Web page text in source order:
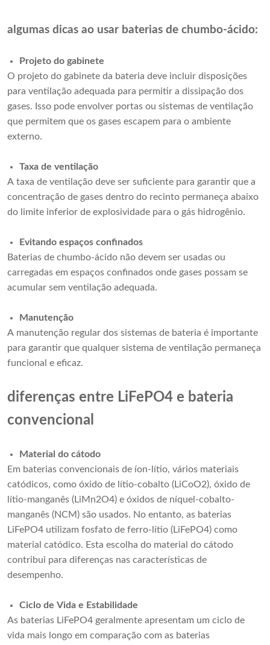
algumas dicas ao usar baterias de chumbo-ácido:
Projeto do gabinete
O projeto do gabinete da bateria deve incluir disposições
para ventilação adequada para permitir a dissipação dos
gases. Isso pode envolver portas ou sistemas de ventilação
que permitem que os gases escapem para o ambiente
externo.
Taxa de ventilação
A taxa de ventilação deve ser suficiente para garantir que a
concentração de gases dentro do recinto permaneça abaixo
do limite inferior de explosividade para o gás hidrogênio.
Evitando espaços confinados
Baterias de chumbo-ácido não devem ser usadas ou
carregadas em espaços confinados onde gases possam se
acumular sem ventilação adequada.
Manutenção
A manutenção regular dos sistemas de bateria é importante
para garantir que qualquer sistema de ventilação permaneça
funcional e eficaz.
diferenças entre LiFePO4 e bateria
convencional
Material do cátodo
Em baterias convencionais de íon-lítio, vários materiais
catódicos, como óxido de lítio-cobalto (LiCoO2), óxido de
lítio-manganês (LiMn2O4) e óxidos de níquel-cobalto-
manganês (NCM) são usados. No entanto, as baterias
LiFePO4 utilizam fosfato de ferro-lítio (LiFePO4) como
material catódico. Esta escolha do material do cátodo
contribui para diferenças nas características de
desempenho.
Ciclo de Vida e Estabilidade
As baterias LiFePO4 geralmente apresentam um ciclo de
vida mais longo em comparação com as baterias